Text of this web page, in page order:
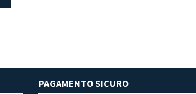
PAGAMENTO SICURO